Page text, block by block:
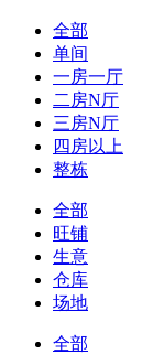
全部
单间
一房一厅
二房N厅
三房N厅
四房以上
整栋
全部
旺铺
生意
仓库
场地
全部